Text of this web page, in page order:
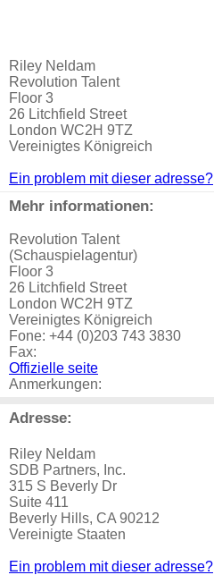
Riley Neldam
Revolution Talent
Floor 3
26 Litchfield Street
London WC2H 9TZ
Vereinigtes Königreich
Ein problem mit dieser adresse?
Mehr informationen:
Revolution Talent
(Schauspielagentur)
Floor 3
26 Litchfield Street
London WC2H 9TZ
Vereinigtes Königreich
Fone: +44 (0)203 743 3830
Fax:
Offizielle seite
Anmerkungen:
Adresse:
Riley Neldam
SDB Partners, Inc.
315 S Beverly Dr
Suite 411
Beverly Hills, CA 90212
Vereinigte Staaten
Ein problem mit dieser adresse?